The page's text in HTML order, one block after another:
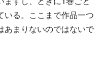
いる。ここまで作品一つ
あまりないのではないで